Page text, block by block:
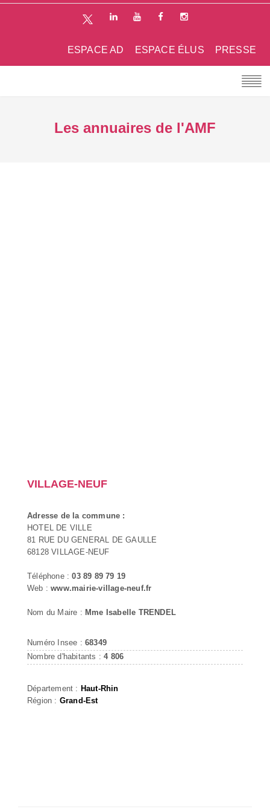
PRESSE
ESPACE ÉLUS
ESPACE AD
Les annuaires de l'AMF
VILLAGE-NEUF
Adresse de la commune :
HOTEL DE VILLE
81 RUE DU GENERAL DE GAULLE
68128 VILLAGE-NEUF
Téléphone :03 89 89 79 19
Web :www.mairie-village-neuf.fr
Nom du Maire : Mme Isabelle TRENDEL
Numéro Insee : 68349
Nombre d'habitants :4 806
Département : Haut-Rhin
Région : Grand-Est